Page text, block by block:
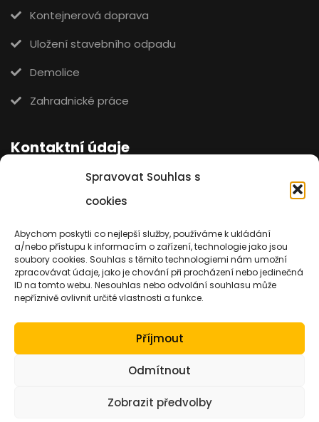
Spravovat Souhlas s
cookies
Abychom poskytli co nejlepší služby, používáme k ukládání
a/nebo přístupu k informacím o zařízení, technologie jako jsou
soubory cookies. Souhlas s těmito technologiemi nám umožní
zpracovávat údaje, jako je chování při procházení nebo jedinečná
ID na tomto webu. Nesouhlas nebo odvolání souhlasu může
nepříznivě ovlivnit určité vlastnosti a funkce.
Příjmout
Odmítnout
Zobrazit předvolby
Kontejnerová doprava
Uložení stavebního odpadu
Demolice
Zahradnické práce
Kontaktní údaje
michalmatura13@gmail.com
Týniště 13, Malešov - Týniště
Ochrana osobních údajů
Ochrana osobních údajů